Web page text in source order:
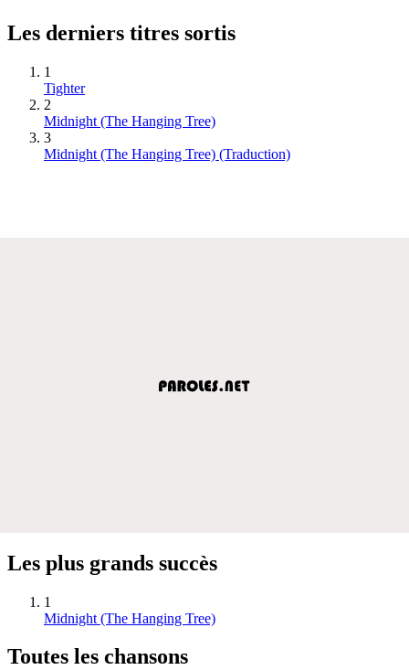
Les derniers titres sortis
1
Tighter
2
Midnight (The Hanging Tree)
3
Midnight (The Hanging Tree) (Traduction)
Les plus grands succès
1
Midnight (The Hanging Tree)
Toutes les chansons